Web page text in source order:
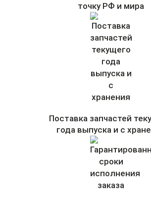
точку РФ и мира
Поставка запчастей
года выпуска и с